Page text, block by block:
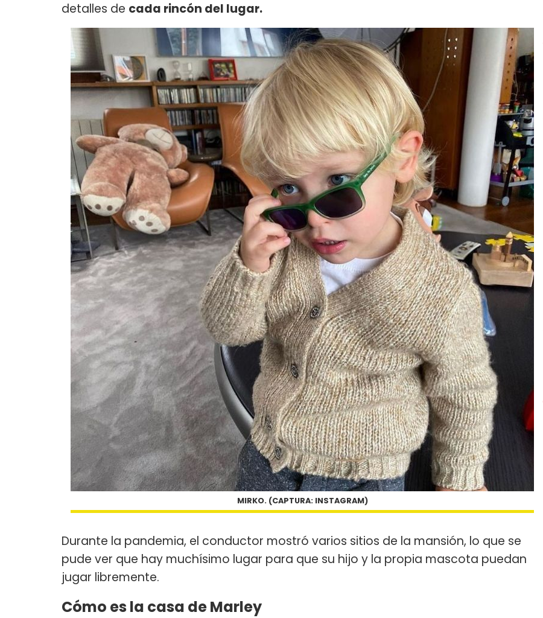
detalles de cada rincón del lugar.
MIRKO. (CAPTURA: INSTAGRAM)
Durante la pandemia, el conductor mostró varios sitios de la mansión, lo que se
pude ver que hay muchísimo lugar para que su hijo y la propia mascota puedan
jugar libremente.
Cómo es la casa de Marley